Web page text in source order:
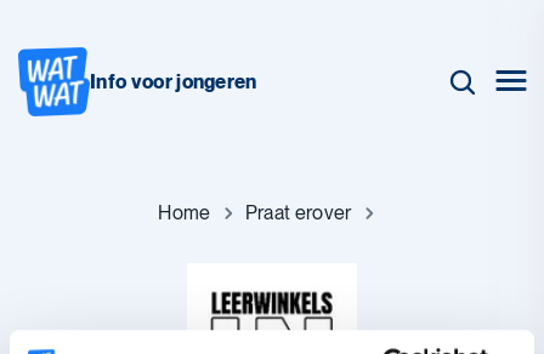
Info voor jongeren
Home Praat erover